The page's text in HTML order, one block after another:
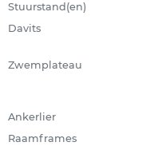
Stuurstand(en)
Davits
Zwemplateau
Ankerlier
Raamframes